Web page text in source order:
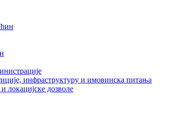
инфраструктуру и имовинска питања
локацијске дозволе